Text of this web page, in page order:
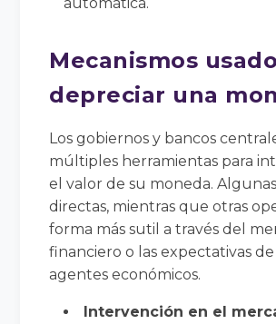
Mecanismos
depreciar una
Los gobiernos y bancos
múltiples herramientas para
el valor de su moneda.
directas, mientras que otras
forma más sutil a través del
financiero o las expectativas
agentes económicos.
Intervención en el